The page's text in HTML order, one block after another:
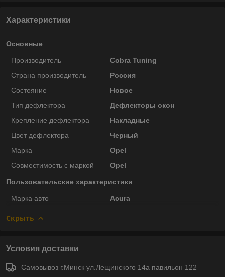
Характеристики
Основные
Производитель
Cobra Tuning
Страна производитель
Россия
Состояние
Новое
Тип дефлектора
Дефлекторы окон
Крепление дефлектора
Накладные
Цвет дефлектора
Черный
Марка
Opel
Совместимость с маркой
Opel
Пользовательские характеристики
Марка авто Acura
Скрыть
Условия доставки
Самовывоз г.Минск ул.Лещинского 14а павильон 122